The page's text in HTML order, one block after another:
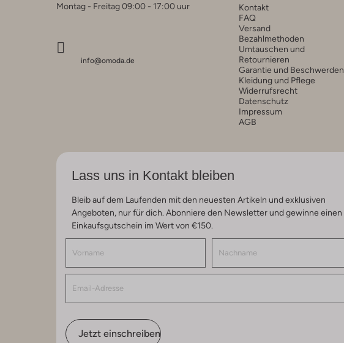
Montag - Freitag 09:00 - 17:00 uur
info@omoda.de
Kontakt
FAQ
Versand
Bezahlmethoden
Umtauschen und
Retournieren
Garantie und Beschwerden
Kleidung und Pflege
Widerrufsrecht
Datenschutz
Impressum
AGB
Lass uns in Kontakt bleiben
Bleib auf dem Laufenden mit den neuesten Artikeln und exklusiven
Angeboten, nur für dich. Abonniere den Newsletter und gewinne einen
Einkaufsgutschein im Wert von €150.
Jetzt einschreiben